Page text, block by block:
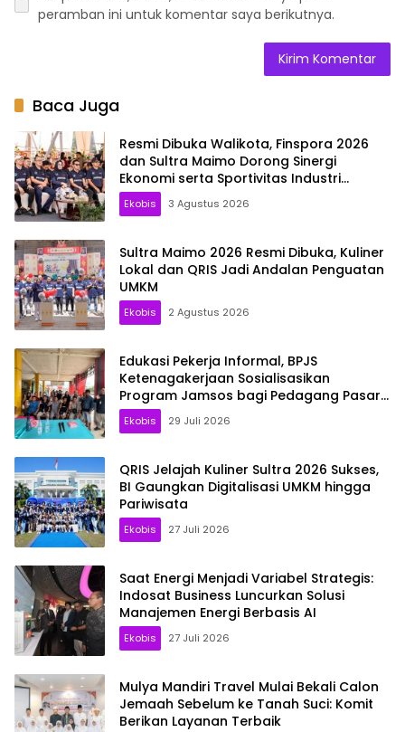
peramban ini untuk komentar saya berikutnya.
Baca Juga
Resmi Dibuka Walikota, Finspora 2026
dan Sultra Maimo Dorong Sinergi
Ekonomi serta Sportivitas Industri
Keuangan
Ekobis 3 Agustus 2026
Sultra Maimo 2026 Resmi Dibuka, Kuliner
Lokal dan QRIS Jadi Andalan Penguatan
UMKM
Ekobis 2 Agustus 2026
Edukasi Pekerja Informal, BPJS
Ketenagakerjaan Sosialisasikan
Program Jamsos bagi Pedagang Pasar
Baruga Kendari
Ekobis 29 Juli 2026
QRIS Jelajah Kuliner Sultra 2026 Sukses,
BI Gaungkan Digitalisasi UMKM hingga
Pariwisata
Ekobis 27 Juli 2026
Saat Energi Menjadi Variabel Strategis:
Indosat Business Luncurkan Solusi
Manajemen Energi Berbasis AI
Ekobis 27 Juli 2026
Mulya Mandiri Travel Mulai Bekali Calon
Jemaah Sebelum ke Tanah Suci: Komit
Berikan Layanan Terbaik